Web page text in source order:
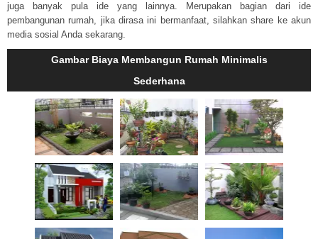
juga banyak pula ide yang lainnya. Merupakan bagian dari ide
pembangunan rumah, jika dirasa ini bermanfaat, silahkan share ke akun
media sosial Anda sekarang.
Gambar Biaya Membangun Rumah Minimalis
Sederhana